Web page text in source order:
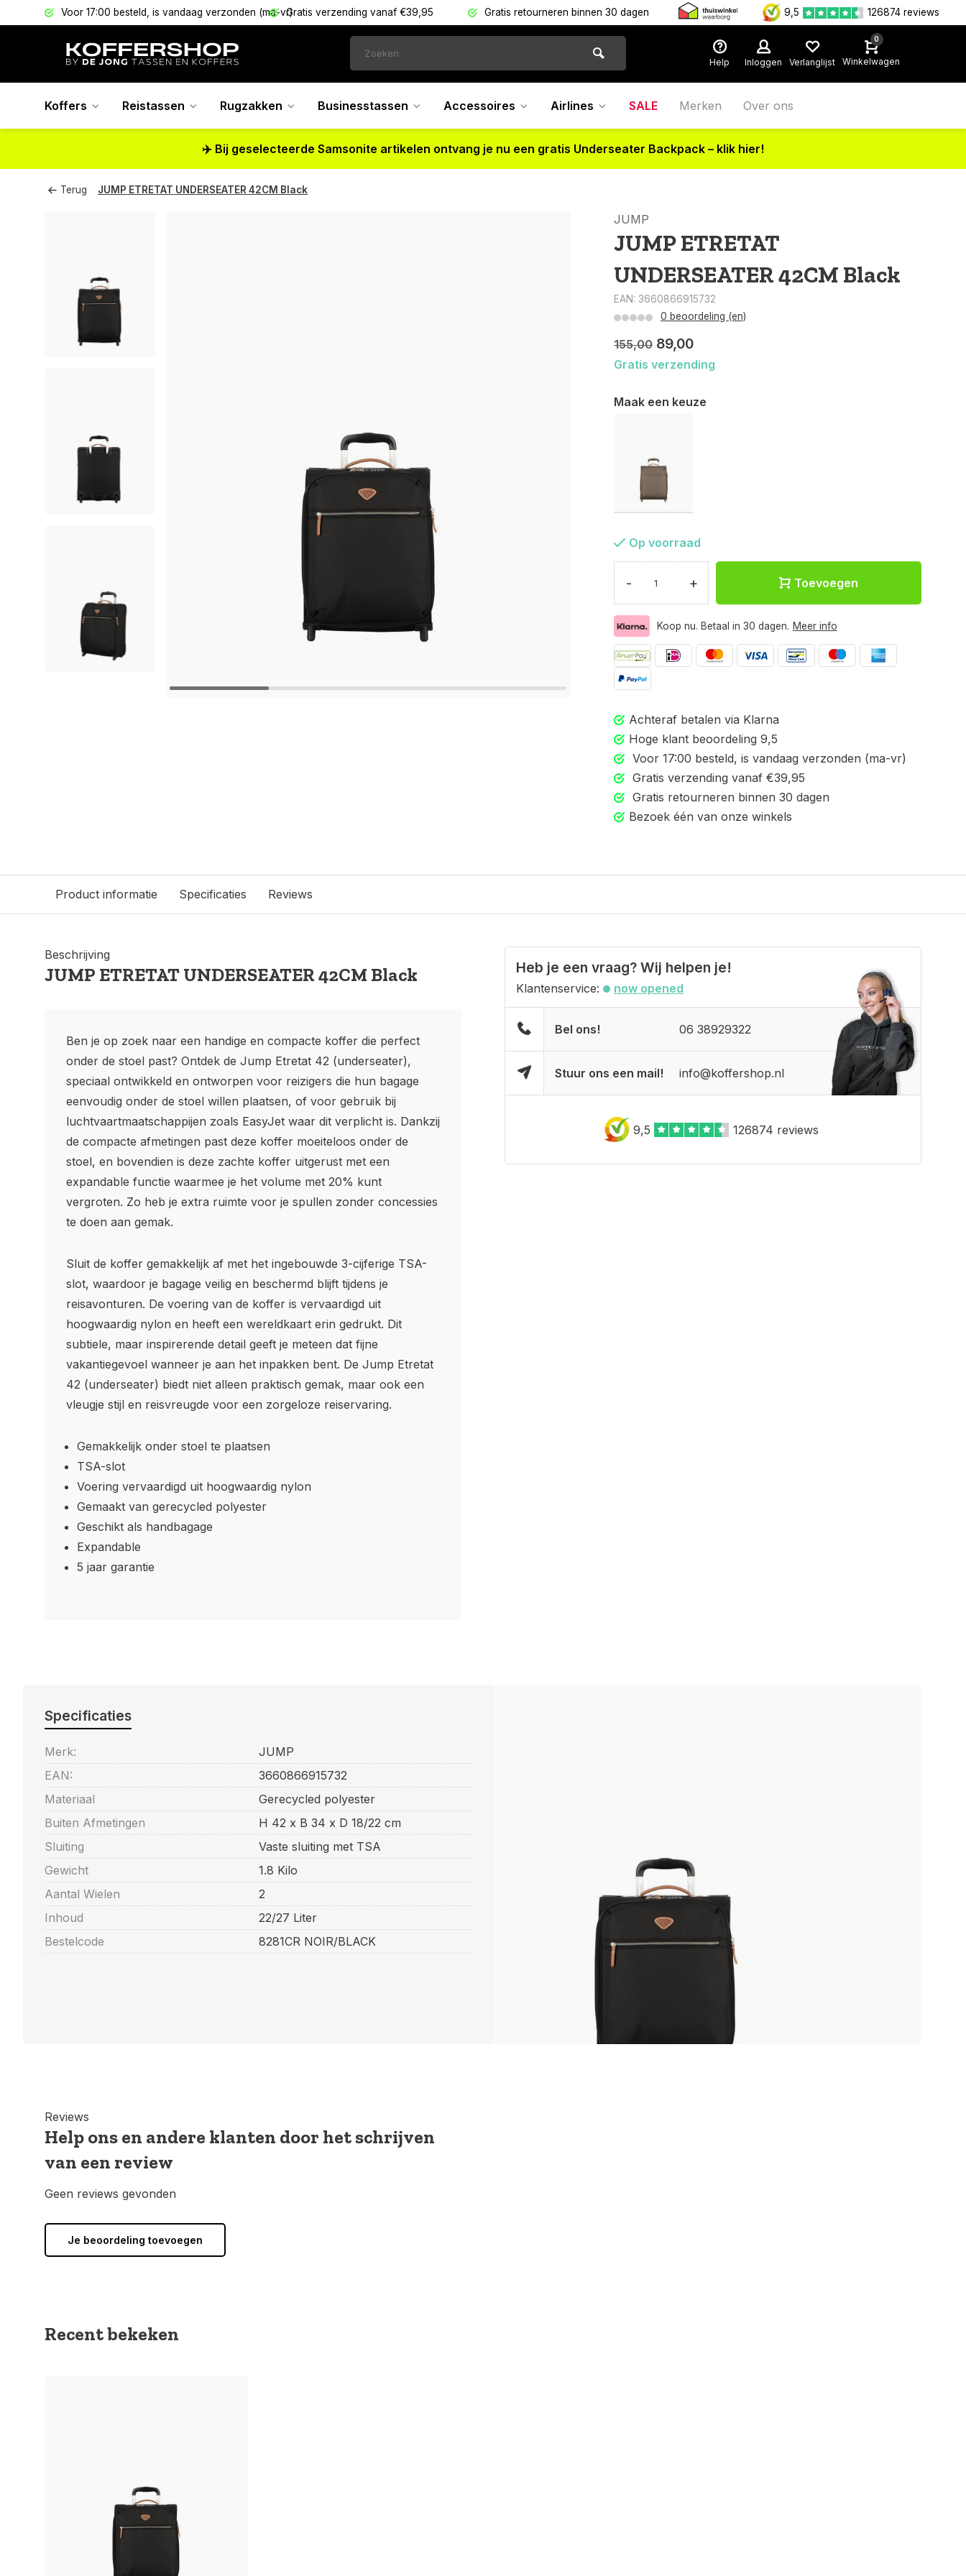
Voor 17:00 besteld, is vandaag verzonden (ma-vr)Gratis verzending vanaf €39,95 Gratis retourneren binnen 30 dagen 9,5 126874 reviews
Help Inloggen Verlanglijst
0
Winkelwagen
Koffers Reistassen Rugzakken Businesstassen Accessoires Airlines SALE Merken Over ons
✈️ Bij geselecteerde Samsonite artikelen ontvang je nu een gratis Underseater Backpack – klik hier!
Terug JUMP ETRETAT UNDERSEATER 42CM Black
JUMP
JUMP ETRETAT
UNDERSEATER 42CM Black
EAN: 3660866915732
0 beoordeling (en)
155,00 89,00
Gratis verzending
Maak een keuze
Op voorraad
- + Toevoegen
Koop nu. Betaal in 30 dagen. Meer info
Achteraf betalen via Klarna
Hoge klant beoordeling 9,5
Voor 17:00 besteld, is vandaag verzonden (ma-vr)
Gratis verzending vanaf €39,95
Gratis retourneren binnen 30 dagen
Bezoek één van onze winkels
Product informatie Specificaties Reviews
Beschrijving
JUMP ETRETAT UNDERSEATER 42CM Black
Ben je op zoek naar een handige en compacte koffer die perfect
onder de stoel past? Ontdek de Jump Etretat 42 (underseater),
speciaal ontwikkeld en ontworpen voor reizigers die hun bagage
eenvoudig onder de stoel willen plaatsen, of voor gebruik bij
luchtvaartmaatschappijen zoals EasyJet waar dit verplicht is. Dankzij
de compacte afmetingen past deze koffer moeiteloos onder de
stoel, en bovendien is deze zachte koffer uitgerust met een
expandable functie waarmee je het volume met 20% kunt
vergroten. Zo heb je extra ruimte voor je spullen zonder concessies
te doen aan gemak.
Sluit de koffer gemakkelijk af met het ingebouwde 3-cijferige TSA-
slot, waardoor je bagage veilig en beschermd blijft tijdens je
reisavonturen. De voering van de koffer is vervaardigd uit
hoogwaardig nylon en heeft een wereldkaart erin gedrukt. Dit
subtiele, maar inspirerende detail geeft je meteen dat fijne
vakantiegevoel wanneer je aan het inpakken bent. De Jump Etretat
42 (underseater) biedt niet alleen praktisch gemak, maar ook een
vleugje stijl en reisvreugde voor een zorgeloze reiservaring.
Gemakkelijk onder stoel te plaatsen
TSA-slot
Voering vervaardigd uit hoogwaardig nylon
Gemaakt van gerecycled polyester
Geschikt als handbagage
Expandable
5 jaar garantie
Heb je een vraag? Wij helpen je!
Klantenservice: now opened
Bel ons! 06 38929322
Stuur ons een mail! info@koffershop.nl
9,5 126874 reviews
Specificaties
Merk:
JUMP
EAN:
3660866915732
Materiaal
Gerecycled polyester
Buiten Afmetingen
H 42 x B 34 x D 18/22 cm
Sluiting
Vaste sluiting met TSA
Gewicht
1.8 Kilo
Aantal Wielen
2
Inhoud
22/27 Liter
Bestelcode
8281CR NOIR/BLACK
Reviews
Help ons en andere klanten door het schrijven
van een review
Geen reviews gevonden
Je beoordeling toevoegen
Recent bekeken